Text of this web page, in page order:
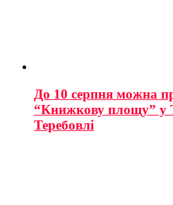
До 10 серпня можна
“Книжкову площу” у
Теребовлі